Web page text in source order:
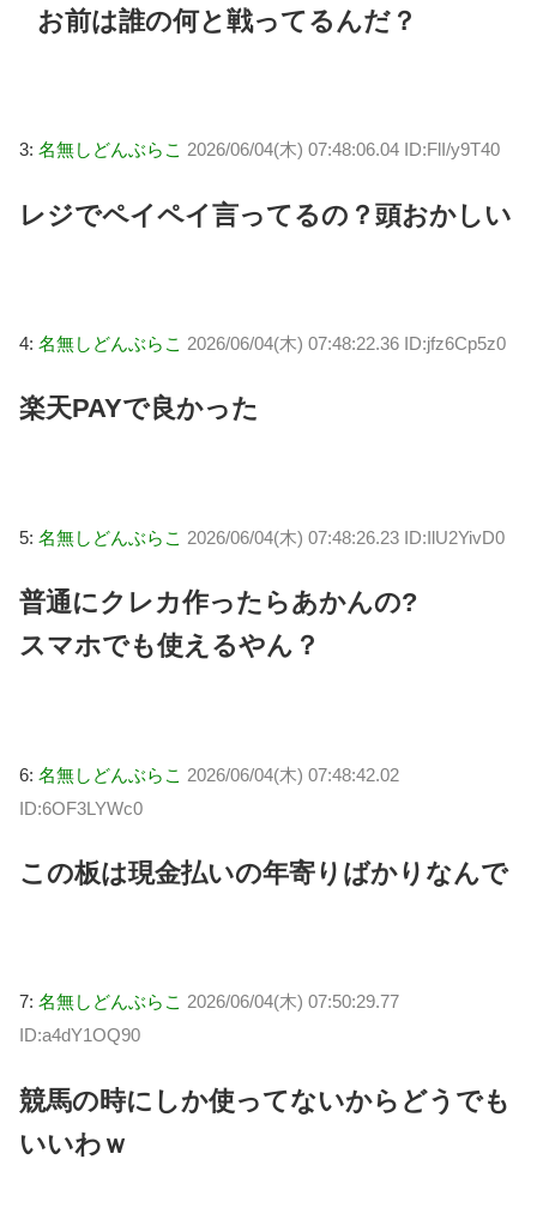
お前は誰の何と戦ってるんだ？
3: 名無しどんぶらこ 2026/06/04(木) 07:48:06.04 ID:FlI/y9T40
レジでペイペイ言ってるの？頭おかしい
4: 名無しどんぶらこ 2026/06/04(木) 07:48:22.36 ID:jfz6Cp5z0
楽天PAYで良かった
5: 名無しどんぶらこ 2026/06/04(木) 07:48:26.23 ID:IlU2YivD0
普通にクレカ作ったらあかんの?
スマホでも使えるやん？
6: 名無しどんぶらこ 2026/06/04(木) 07:48:42.02
ID:6OF3LYWc0
この板は現金払いの年寄りばかりなんで
7: 名無しどんぶらこ 2026/06/04(木) 07:50:29.77
ID:a4dY1OQ90
競馬の時にしか使ってないからどうでも
いいわｗ